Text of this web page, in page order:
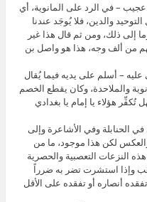
– في الرد على المانوية، أي
والدين، فلا يُوجَد عندنا
وما إلى ذلك، ومن ثم قال هذا غير
من ألف وجه، هذا هو واصل بن
عليه – أسلم على يديه فيما يُقال
والملاحدة، وكان يقطع الخصم
تُكفِّر هؤلاء يا إمام يا بغدادي
الحنابلة وفي الأشاعرة وإلى
والعكس لكن هذا موجود، ما من
هذه النزعات التعصبية والحصرية
وإذا استشرت تضر به ضرراً
أنصاره أو تفقده على الأقل